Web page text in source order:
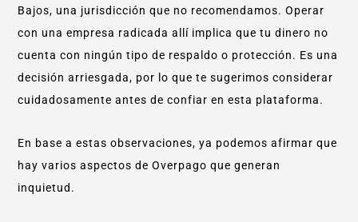
Bajos, una jurisdicción que no recomendamos. Operar
con una empresa radicada allí implica que tu dinero no
cuenta con ningún tipo de respaldo o protección. Es una
decisión arriesgada, por lo que te sugerimos considerar
cuidadosamente antes de confiar en esta plataforma.
En base a estas observaciones, ya podemos afirmar que
hay varios aspectos de Overpago que generan
inquietud.